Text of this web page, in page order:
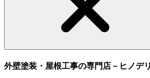
外壁塗装・屋根工事の専門店－ヒノデ